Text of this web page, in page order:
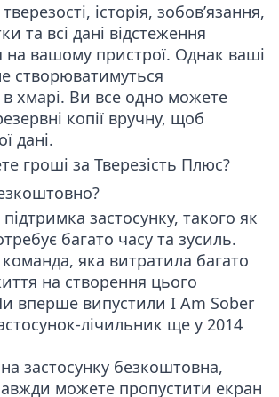
історія, зобов’язання,
та всі дані відстеження
вашому пристрої. Однак ваші
створюватимуться
хмарі. Ви все одно можете
копії вручну, щоб
дані.
гроші за Тверезість Плюс?
застосунку, такого як
багато часу та зусиль.
яка витратила багато
на створення цього
вперше випустили I Am Sober
лічильник ще у 2014
застосунку безкоштовна,
можете пропустити екран